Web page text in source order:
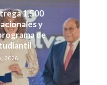
1,500
y
de
2026